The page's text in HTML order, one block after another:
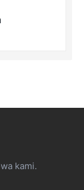
kami.